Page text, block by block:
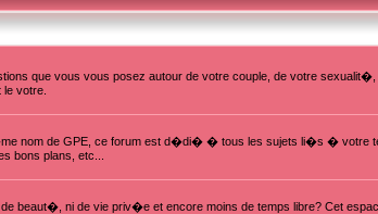
que vous vous posez autour de votre couple, de votre
votre.
nom de GPE, ce forum est d�di� � tous les sujets li�s � votre
bons plans, etc...
de beaut�, ni de vie priv�e et encore moins de temps libre? Cet